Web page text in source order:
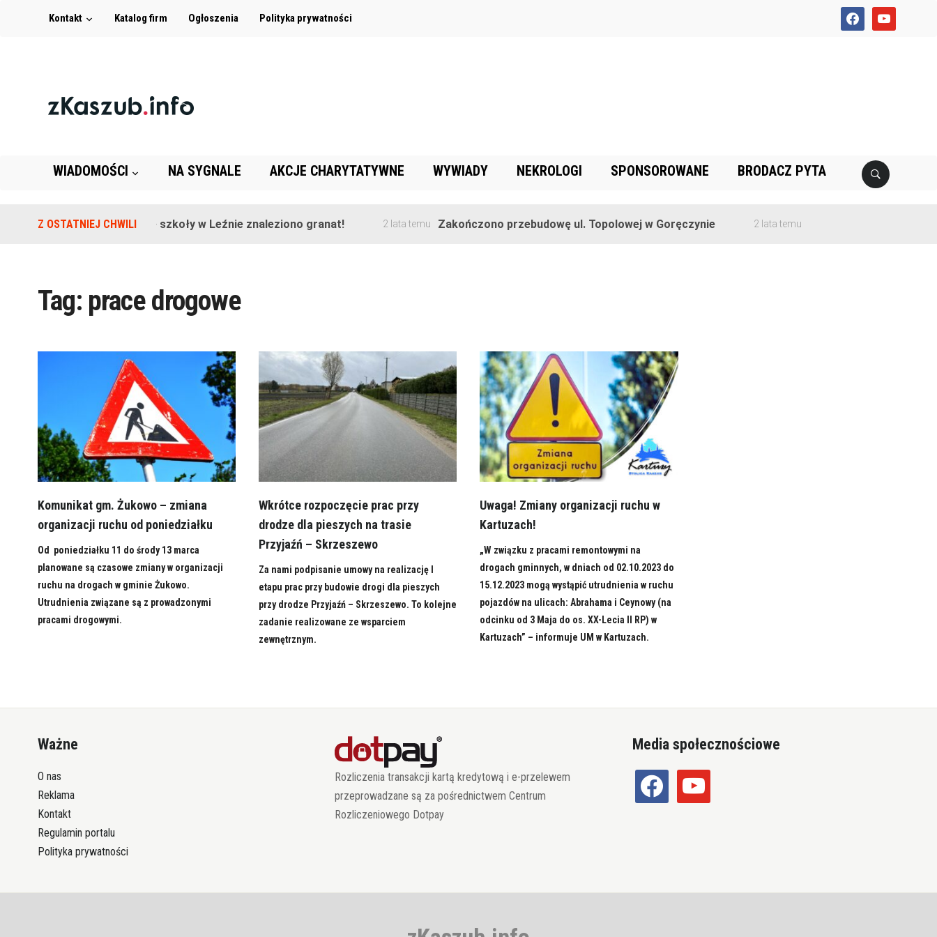
facebookyoutube
Kontakt Katalog firm Ogłoszenia Polityka prywatności
WIADOMOŚCI NA SYGNALE AKCJE CHARYTATYWNE WYWIADY NEKROLOGI SPONSOROWANE BRODACZ PYTA
Z OSTATNIEJ CHWILINa terenie szkoły w Leźnie znaleziono granat! 2 lata temu Zakończono przebudowę ul. Topolowej w Goręczynie 2 lata temu
Tag: prace drogowe
Komunikat gm. Żukowo – zmiana
organizacji ruchu od poniedziałku
Od poniedziałku 11 do środy 13 marca
planowane są czasowe zmiany w organizacji
ruchu na drogach w gminie Żukowo.
Utrudnienia związane są z prowadzonymi
pracami drogowymi.
Wkrótce rozpoczęcie prac przy
drodze dla pieszych na trasie
Przyjaźń – Skrzeszewo
Za nami podpisanie umowy na realizację I
etapu prac przy budowie drogi dla pieszych
przy drodze Przyjaźń – Skrzeszewo. To kolejne
zadanie realizowane ze wsparciem
zewnętrznym.
Uwaga! Zmiany organizacji ruchu w
Kartuzach!
„W związku z pracami remontowymi na
drogach gminnych, w dniach od 02.10.2023 do
15.12.2023 mogą wystąpić utrudnienia w ruchu
pojazdów na ulicach: Abrahama i Ceynowy (na
odcinku od 3 Maja do os. XX-Lecia II RP) w
Kartuzach” – informuje UM w Kartuzach.
Ważne
O nas
Reklama
Kontakt
Regulamin portalu
Polityka prywatności
Rozliczenia transakcji kartą kredytową i e-przelewem
przeprowadzane są za pośrednictwem Centrum
Rozliczeniowego Dotpay
Media społecznościowe
facebook youtube